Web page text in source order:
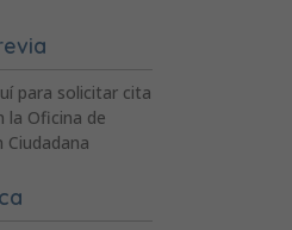
para solicitar cita
la Oficina de
Ciudadana